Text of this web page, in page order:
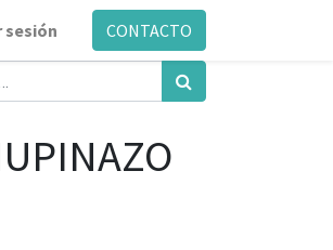
sesión CONTACTO